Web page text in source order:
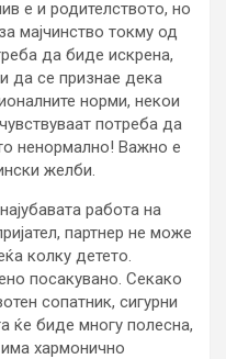
е и родителството, но
мајчинство токму од
да биде искрена,
да се признае дека
норми, некои
потреба да
ненормално! Важно е
желби.
работа на
партнер не може
колку детето.
посакувано. Секако
сопатник, сигурни
ќе биде многу полесна,
хармонично